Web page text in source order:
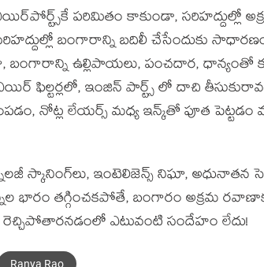
పరిమితం కాకుండా, సరిహద్దుల్లో
బంగారాన్ని బదిలీ చేసేందుకు
బంగారాన్ని ఉల్లిపాయలు, పంచదార, ధాన్యంతో
ఫిల్టర్లలో, ఇంజిన్ పార్ట్స్ లో దాచి
నోట్ల లేయర్స్ మధ్య ఇన్క్‌తో పూత పెట్టడం
స్కానింగ్‌లు, ఇంటెలిజెన్స్ నిఘా, అధునాతన
భారం తగ్గించకపోతే, బంగారం అక్రమ
రెచ్చిపోతారనడంలో ఎటువంటి సందేహం లేదు!
Ranya Rao